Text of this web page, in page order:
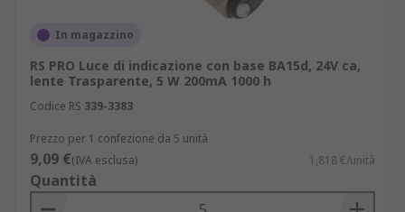
variano dal bianco caldo al bianco più freddo.
marchi leader, come Orbitec, Osram, VCC,
Schneider Electric, Philips e RS PRO.
Caratteristiche delle lampade a filamento
Le lampadine a incandescenza sono
disponibili in diverse potenze, tensioni e
In magazzino
RS PRO Luce di indicazione con base BA15d, 24V ca,
lente Trasparente, 5 W 200mA 1000 h
Codice RS 339-3383
Prezzo per 1 confezione da 5 unità
9,09 €(IVA esclusa) 1,818 €/unità
Quantità